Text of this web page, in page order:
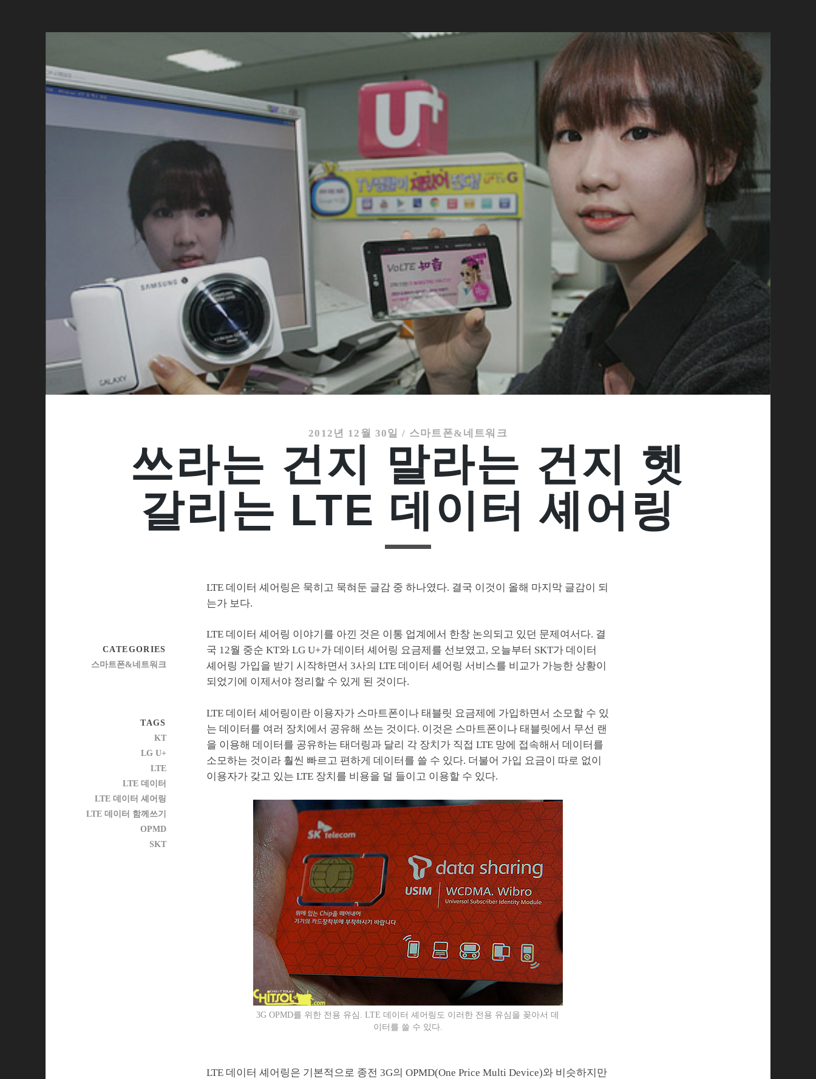
2012년 12월 30일 / 스마트폰&네트워크
쓰라는 건지 말라는 건지 헷
갈리는 LTE 데이터 셰어링
LTE 데이터 셰어링은 묵히고 묵혀둔 글감 중 하나였다. 결국 이것이 올해 마지막 글감이 되
는가 보다.
LTE 데이터 셰어링 이야기를 아낀 것은 이통 업계에서 한창 논의되고 있던 문제여서다. 결
국 12월 중순 KT와 LG U+가 데이터 셰어링 요금제를 선보였고, 오늘부터 SKT가 데이터
셰어링 가입을 받기 시작하면서 3사의 LTE 데이터 셰어링 서비스를 비교가 가능한 상황이
되었기에 이제서야 정리할 수 있게 된 것이다.
LTE 데이터 셰어링이란 이용자가 스마트폰이나 태블릿 요금제에 가입하면서 소모할 수 있
는 데이터를 여러 장치에서 공유해 쓰는 것이다. 이것은 스마트폰이나 태블릿에서 무선 랜
을 이용해 데이터를 공유하는 태더링과 달리 각 장치가 직접 LTE 망에 접속해서 데이터를
소모하는 것이라 훨씬 빠르고 편하게 데이터를 쓸 수 있다. 더불어 가입 요금이 따로 없이
이용자가 갖고 있는 LTE 장치를 비용을 덜 들이고 이용할 수 있다.
3G OPMD를 위한 전용 유심. LTE 데이터 셰어링도 이러한 전용 유심을 꽂아서 데
이터를 쓸 수 있다.
LTE 데이터 셰어링은 기본적으로 종전 3G의 OPMD(One Price Multi Device)와 비슷하지만
CATEGORIES
스마트폰&네트워크
TAGS
KT
LG U+
LTE
LTE 데이터
LTE 데이터 셰어링
LTE 데이터 함께쓰기
OPMD
SKT